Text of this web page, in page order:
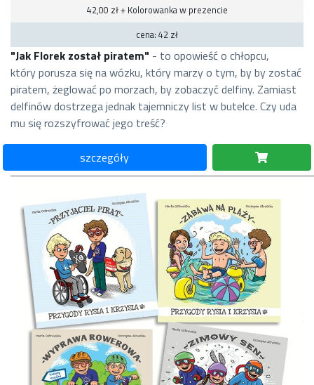
42,00 zł + Kolorowanka w prezencie
cena: 42 zł
"Jak Florek został piratem" - to opowieść o chłopcu,
który porusza się na wózku, który marzy o tym, by by zostać
piratem, żeglować po morzach, by zobaczyć delfiny. Zamiast
delfinów dostrzega jednak tajemniczy list w butelce. Czy uda
mu się rozszyfrować jego treść?
szczegóły